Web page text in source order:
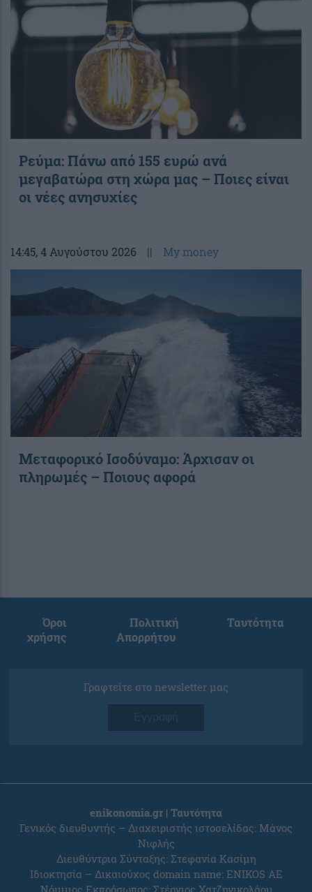
Ρεύμα: Πάνω από 155 ευρώ ανά
μεγαβατώρα στη χώρα μας – Ποιες είναι
οι νέες ανησυχίες
14:45, 4 Αυγούστου 2026 || My money
Μεταφορικό Ισοδύναμο: Άρχισαν οι
πληρωμές – Ποιους αφορά
Όροι
χρήσης
Πολιτική
Απορρήτου
Ταυτότητα
Γραφτείτε στο newsletter μας
Εγγραφή
enikonomia.gr | Ταυτότητα
Γενικός διευθυντής – Διαχειριστής ιστοσελίδας: Μάνος
Νιφλής
Διευθύντρια Σύνταξης: Στεφανία Κασίμη
Ιδιοκτησία – Δικαιούχος domain name: ENIKOS AE
Νόμιμος Εκπρόσωπος: Στέργιος Χατζηνικολάου